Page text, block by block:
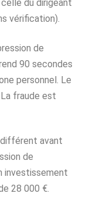
du dirigeant
vérification).
de
90 secondes
personnel. Le
La fraude est
avant
de
investissement
28 000 €.